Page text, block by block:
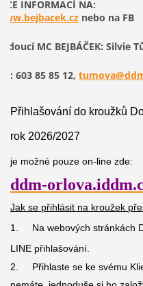
INFORMACÍ NA:
nebo na FB
MC BEJBÁČEK: Silvie
603 85 85 12,
Přihlašování do kroužků
rok 2026/2027
je možné pouze on-line zde:
ddm-
Jak se přihlásit na kroužek
1.
Na webových stránkách
LINE přihlašování.
2. Přihlaste se ke svému